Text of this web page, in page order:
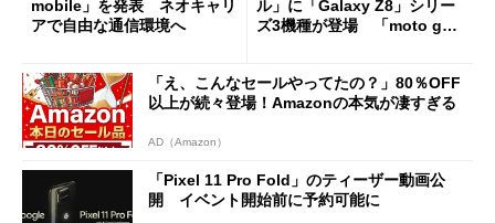
mobile」を発表 ネオキャリ
アで自由な通信環境へ
ル」に「Galaxy Z8」シリー
ズ3機種が登場 「moto g37
「え、こんなセールやってたの？」80％OFF
以上が続々登場！Amazonの本気が凄すぎる
AD（Amazon）
「Pixel 11 Pro Fold」のティーザー動画公
開 イベント開始前に予約可能に